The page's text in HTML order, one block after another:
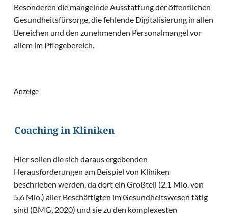
Besonderen die mangelnde Ausstattung der öffentlichen
Gesundheitsfürsorge, die fehlende Digitalisierung in allen
Bereichen und den zunehmenden Personalmangel vor
allem im Pflegebereich.
Anzeige
Coaching in Kliniken
Hier sollen die sich daraus ergebenden
Herausforderungen am Beispiel von Kliniken
beschrieben werden, da dort ein Großteil (2,1 Mio. von
5,6 Mio.) aller Beschäftigten im Gesundheitswesen tätig
sind (BMG, 2020) und sie zu den komplexesten